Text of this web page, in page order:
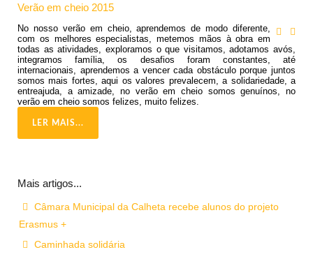
Verão em cheio 2015
No nosso verão em cheio, aprendemos de modo diferente,
com os melhores especialistas, metemos mãos à obra em
todas as atividades, exploramos o que visitamos, adotamos avós,
integramos família, os desafios foram constantes, até
internacionais, aprendemos a vencer cada obstáculo porque juntos
somos mais fortes, aqui os valores prevalecem, a solidariedade, a
entreajuda, a amizade, no verão em cheio somos genuínos, no
verão em cheio somos felizes, muito felizes.
LER MAIS...
Mais artigos...
Câmara Municipal da Calheta recebe alunos do projeto
Erasmus +
Caminhada solidária